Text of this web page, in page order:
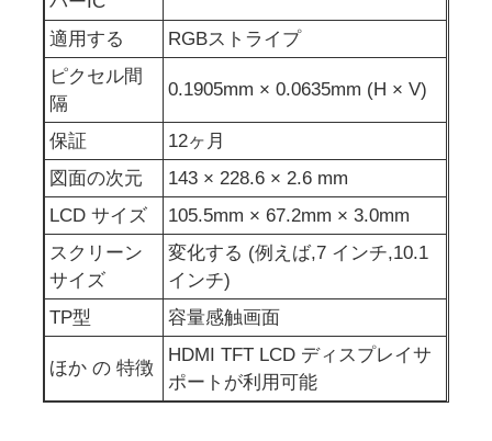
LCDのタッチ画面のパネル
UART LCD ディスプレイ
紙のディスプレイ
モノクロムLcdスクリーン
コグLCDモジュール
STN LCDの表示
適用する
RGBストライプ
ピクセル間
隔
0.1905mm × 0.0635mm (H × V)
保証
12ヶ月
図面の次元
143 × 228.6 × 2.6 mm
LCD サイズ
105.5mm × 67.2mm × 3.0mm
スクリーン
サイズ
変化する (例えば,7 インチ,10.1
インチ)
TP型
容量感触画面
ほか の 特徴
HDMI TFT LCD ディスプレイサ
ポートが利用可能